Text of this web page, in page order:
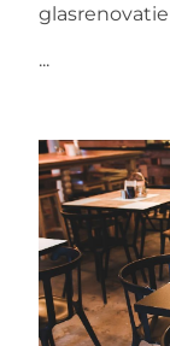
glasrenovatie
...